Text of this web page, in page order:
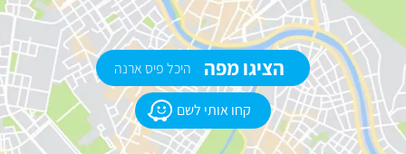
קחו אותי לשם
הציגו מפה היכל פיס ארנה